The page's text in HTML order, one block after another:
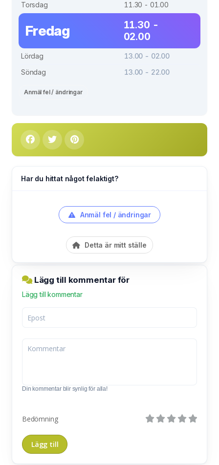
Torsdag
11.30 - 01.00
Fredag
11.30 -
02.00
Lördag
13.00 - 02.00
Söndag
13.00 - 22.00
Anmäl fel / ändringar
Har du hittat något felaktigt?
Anmäl fel / ändringar
Detta är mitt ställe
Lägg till kommentar för
Lägg till kommentar
Din kommentar blir synlig för alla!
Bedömning